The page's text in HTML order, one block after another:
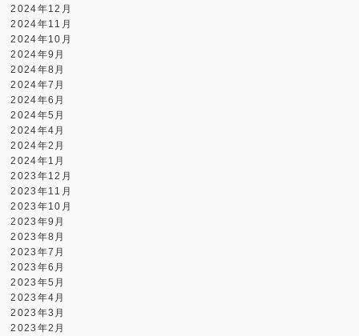
2024年12月
2024年11月
2024年10月
2024年9月
2024年8月
2024年7月
2024年6月
2024年5月
2024年4月
2024年2月
2024年1月
2023年12月
2023年11月
2023年10月
2023年9月
2023年8月
2023年7月
2023年6月
2023年5月
2023年4月
2023年3月
2023年2月